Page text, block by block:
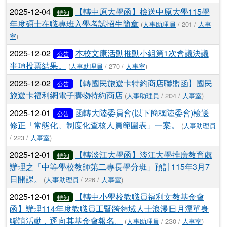
2025-12-04 轉知
【轉中原大學函】檢送中原大學115學
年度碩士在職專班入學考試招生簡章 (人事助理員 / 201 / 人事
室)
2025-12-02 公告
本校文康活動推動小組第1次會議決議
事項投票結果。
(人事助理員 / 270 / 人事室)
2025-12-02 公告
【轉國民旅遊卡特約商店聯盟函】國民
旅遊卡福利網電子購物特約商店 (人事助理員 / 204 / 人事室)
2025-12-01 公告
函轉大陸委員會(以下簡稱陸委會)檢送
修正「常態化、制度化查核人員範圍表」一案。
(人事助理員
/ 223 / 人事室)
2025-12-01 轉知
【轉淡江大學函】淡江大學推廣教育處
辦理之「中等學校教師第二專長學分班」預計115年3月7
日開課。
(人事助理員 / 226 / 人事室)
2025-12-01 轉知
【轉中小學校教職員福利文教基金會
函】辦理114年度教職員工暨跨領域人士浪漫日月潭單身
聯誼活動，逕向其基金會報名。
(人事助理員 / 230 / 人事室)